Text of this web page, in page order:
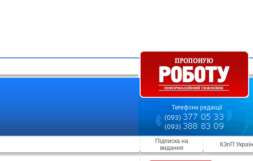
Підписка на
видання
КЗпП